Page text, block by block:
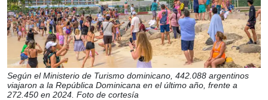
Según el Ministerio de Turismo dominicano, 442.088 argentinos
viajaron a la República Dominicana en el último año, frente a
272.450 en 2024. Foto de cortesía